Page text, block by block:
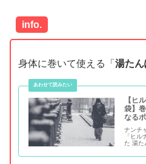
info.
身体に巻いて使える「 湯たん
【ヒ
袋】
なる
ナンチ
「ヒ
た 湯た
「と
ニコル